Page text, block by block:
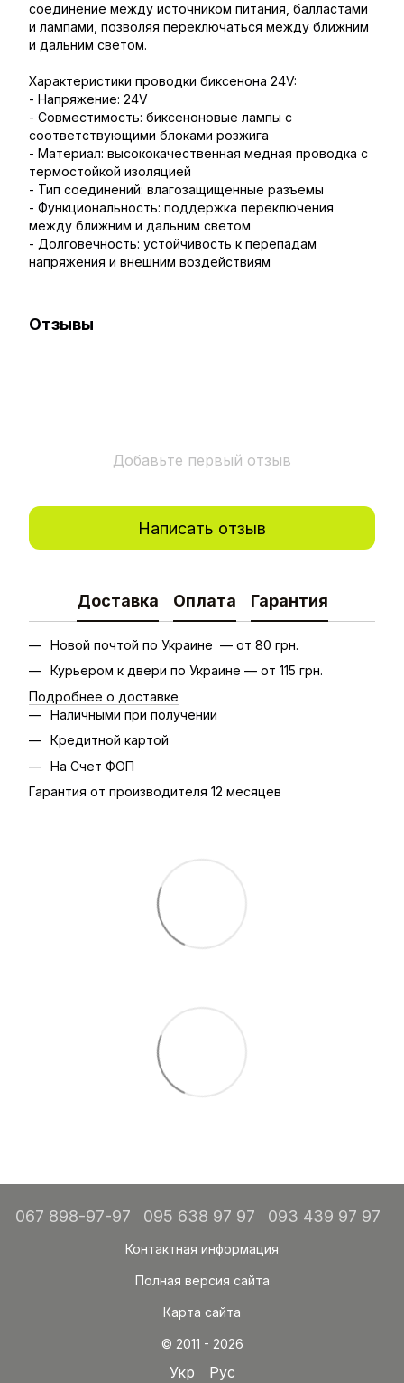
соединение между источником питания, балластами
и лампами, позволяя переключаться между ближним
и дальним светом.
Характеристики проводки биксенона 24V:
- Напряжение: 24V
- Совместимость: биксеноновые лампы с
соответствующими блоками розжига
- Материал: высококачественная медная проводка с
термостойкой изоляцией
- Тип соединений: влагозащищенные разъемы
- Функциональность: поддержка переключения
между ближним и дальним светом
- Долговечность: устойчивость к перепадам
напряжения и внешним воздействиям
Отзывы
Добавьте первый отзыв
Написать отзыв
Доставка Оплата Гарантия
Новой почтой по Украине — от 80 грн.
Курьером к двери по Украине — от 115 грн.
Подробнее о доставке
Наличными при получении
Кредитной картой
На Счет ФОП
Гарантия от производителя 12 месяцев
067 898-97-97 095 638 97 97 093 439 97 97
Контактная информация
Полная версия сайта
Карта сайта
© 2011 - 2026
Укр Рус